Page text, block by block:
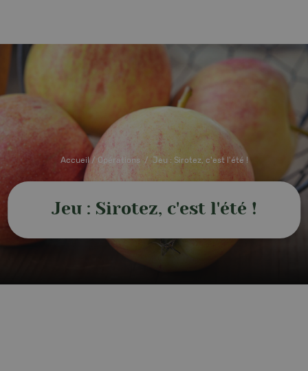
Accueil/ Opérations/ Jeu : Sirotez, c'est l'été !
Jeu : Sirotez, c'est l'été !